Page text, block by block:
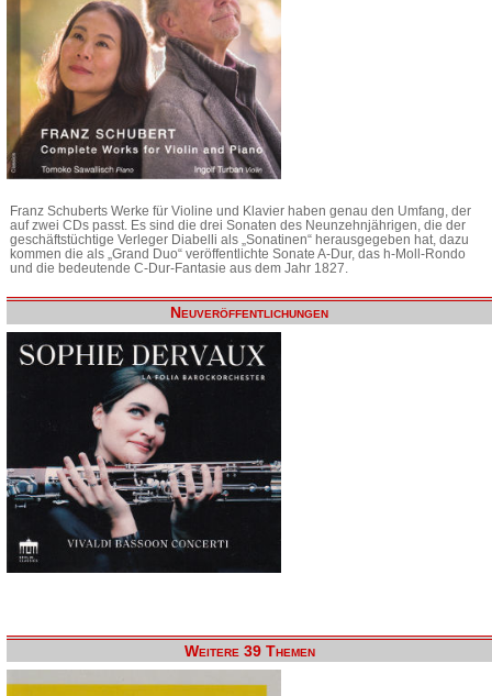
Franz Schuberts Werke für Violine und Klavier haben genau den Umfang, der
auf zwei CDs passt. Es sind die drei Sonaten des Neunzehnjährigen, die der
geschäftstüchtige Verleger Diabelli als „Sonatinen“ herausgegeben hat, dazu
kommen die als „Grand Duo“ veröffentlichte Sonate A-Dur, das h-Moll-Rondo
und die bedeutende C-Dur-Fantasie aus dem Jahr 1827.
Neuveröffentlichungen
Weitere 39 Themen